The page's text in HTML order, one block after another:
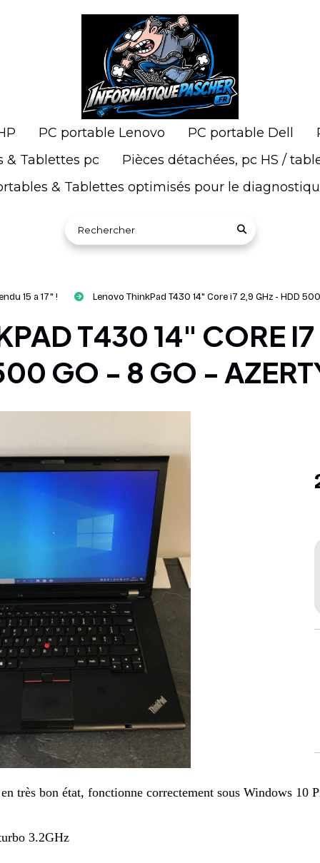
PC portable Lenovo PC portable Dell
& Tablettes pc
Pièces détachées, pc HS /
& Tablettes optimisés pour le
15 a 17" ! Lenovo ThinkPad T430 14" Core i7 2,9 GHz - HDD
GO - 8 GO -
très bon état, fonctionne correctement sous Windows 10
3.2GHz